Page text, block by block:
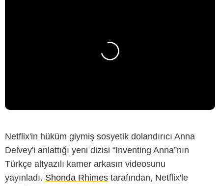
Netflix'in hüküm giymiş sosyetik dolandırıcı Anna
Delvey'i anlattığı yeni dizisi “Inventing Anna”nın
Türkçe altyazılı kamer arkasın videosunu
yayınladı. Shonda Rhimes tarafından, Netflix'le